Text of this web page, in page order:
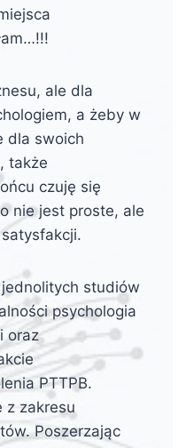
ale dla
a żeby w
dla swoich
także
czuję się
nie jest proste, ale
studiów
psychologia
oraz
PTTPB.
z zakresu
Poszerzając